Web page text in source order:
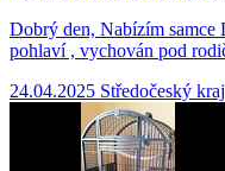
Dobrý den, Nabízím samce
pohlaví , vychován pod
24.04.2025 Středočeský kraj